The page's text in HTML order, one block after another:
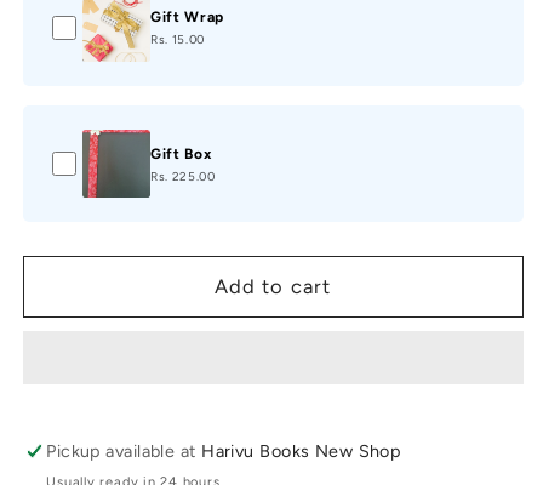
Gift Wrap
Rs. 15.00
Gift Box
Rs. 225.00
Add to cart
Pickup available at Harivu Books New Shop